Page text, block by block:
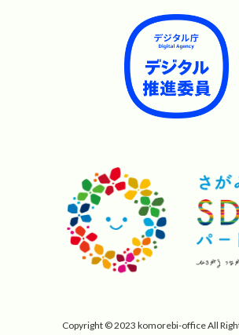
Copyright © 2023 komorebi-office All